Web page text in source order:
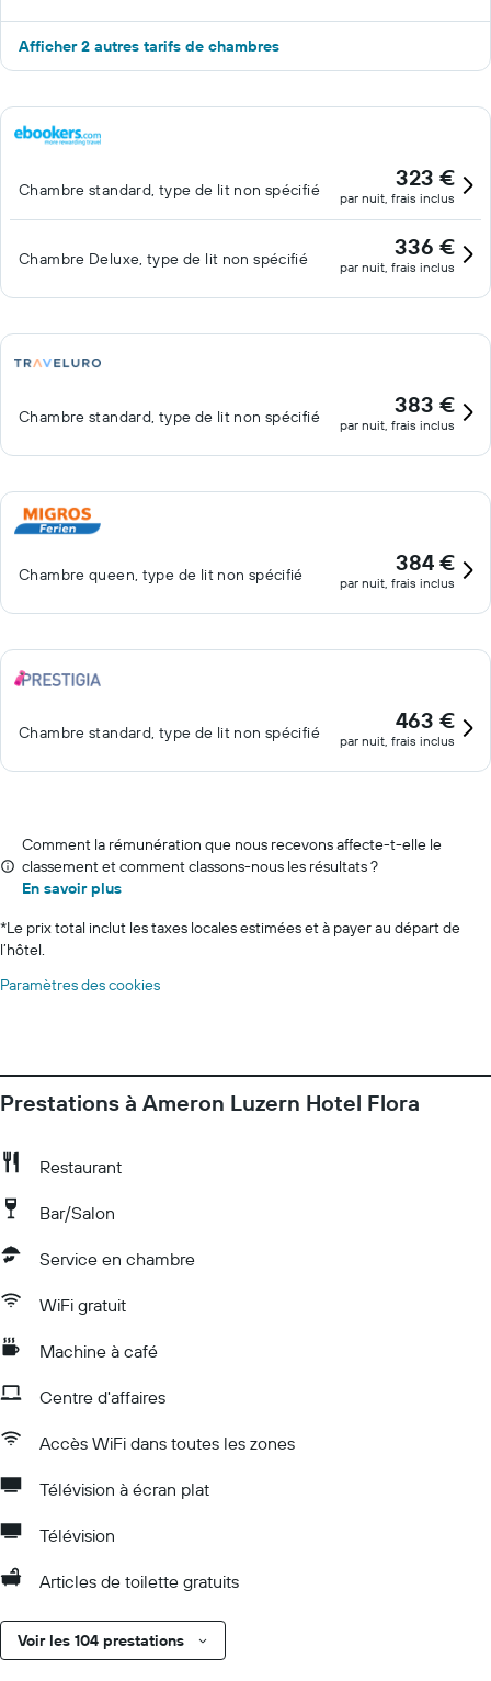
Afficher 2 autres tarifs de chambres
Chambre standard, type de lit non spécifié 323 €
par nuit, frais inclus
Chambre Deluxe, type de lit non spécifié 336 €
par nuit, frais inclus
Chambre standard, type de lit non spécifié 383 €
par nuit, frais inclus
Chambre queen, type de lit non spécifié 384 €
par nuit, frais inclus
Chambre standard, type de lit non spécifié 463 €
par nuit, frais inclus
Comment la rémunération que nous recevons affecte-t-elle le
classement et comment classons-nous les résultats ?
En savoir plus
*Le prix total inclut les taxes locales estimées et à payer au départ de
l’hôtel.
Paramètres des cookies
Prestations à Ameron Luzern Hotel Flora
Restaurant
Bar/Salon
Service en chambre
WiFi gratuit
Machine à café
Centre d'affaires
Accès WiFi dans toutes les zones
Télévision à écran plat
Télévision
Articles de toilette gratuits
Voir les 104 prestations